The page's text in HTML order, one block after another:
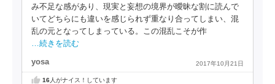
み不足な感があり、現実と妄想の境界が曖昧な割に読んで
いてどちらにも違いを感じられず重なり合ってしまい、混
乱の元となってしまっている。この混乱こそが作
…続きを読む
yosa 2017年10月21日
16人がナイス！しています